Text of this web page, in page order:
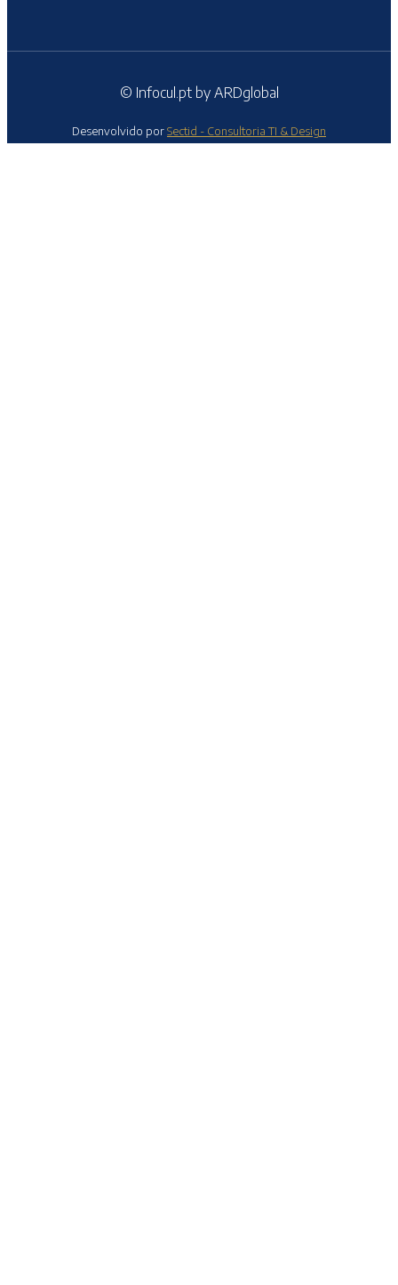
© Infocul.pt by ARDglobal
Desenvolvido porSectid - Consultoria TI & Design